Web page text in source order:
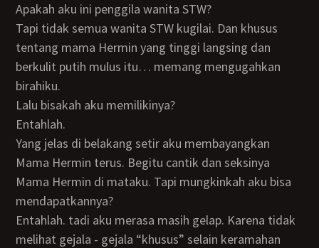
Apakah aku ini penggila wanita STW?
Tapi tidak semua wanita STW kugilai. Dan khusus
tentang mama Hermin yang tinggi langsing dan
berkulit putih mulus itu… memang mengugahkan
birahiku.
Lalu bisakah aku memilikinya?
Entahlah.
Yang jelas di belakang setir aku membayangkan
Mama Hermin terus. Begitu cantik dan seksinya
Mama Hermin di mataku. Tapi mungkinkah aku bisa
mendapatkannya?
Entahlah. tadi aku merasa masih gelap. Karena tidak
melihat gejala - gejala “khusus” selain keramahan